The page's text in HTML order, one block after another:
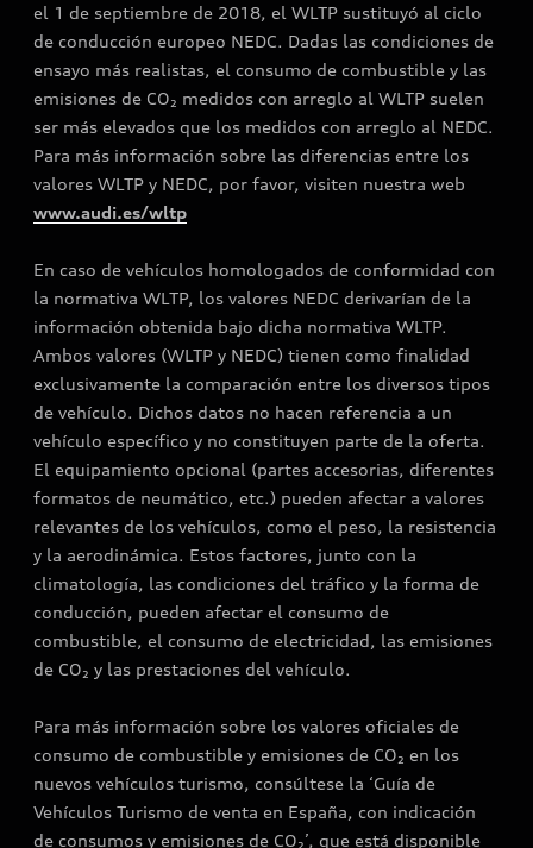
el 1 de septiembre de 2018, el WLTP sustituyó al ciclo
de conducción europeo NEDC. Dadas las condiciones de
ensayo más realistas, el consumo de combustible y las
emisiones de CO₂ medidos con arreglo al WLTP suelen
ser más elevados que los medidos con arreglo al NEDC.
Para más información sobre las diferencias entre los
valores WLTP y NEDC, por favor, visiten nuestra web
www.audi.es/wltp
En caso de vehículos homologados de conformidad con
la normativa WLTP, los valores NEDC derivarían de la
información obtenida bajo dicha normativa WLTP.
Ambos valores (WLTP y NEDC) tienen como finalidad
exclusivamente la comparación entre los diversos tipos
de vehículo. Dichos datos no hacen referencia a un
vehículo específico y no constituyen parte de la oferta.
El equipamiento opcional (partes accesorias, diferentes
formatos de neumático, etc.) pueden afectar a valores
relevantes de los vehículos, como el peso, la resistencia
y la aerodinámica. Estos factores, junto con la
climatología, las condiciones del tráfico y la forma de
conducción, pueden afectar el consumo de
combustible, el consumo de electricidad, las emisiones
de CO₂ y las prestaciones del vehículo.
Para más información sobre los valores oficiales de
consumo de combustible y emisiones de CO₂ en los
nuevos vehículos turismo, consúltese la ‘Guía de
Vehículos Turismo de venta en España, con indicación
de consumos y emisiones de CO₂’, que está disponible